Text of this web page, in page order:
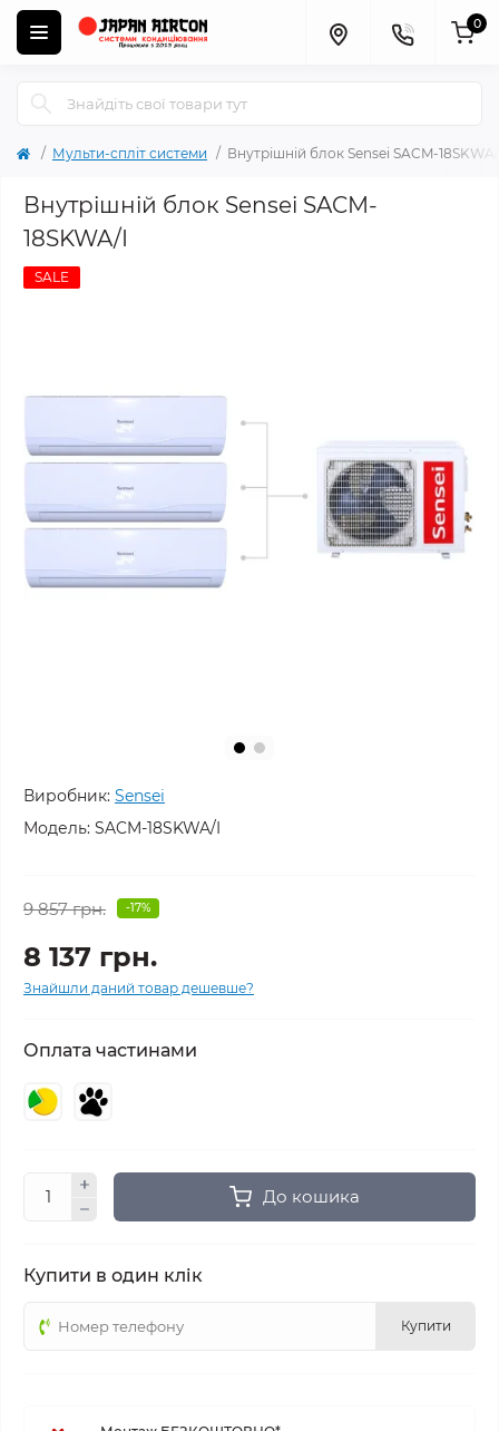
0
Мульти-спліт системи Внутрішній блок Sensei SACM-
Внутрішній блок Sensei SACM-
18SKWA/I
SALE
Виробник: Sensei
Модель: SACM-18SKWA/I
9 857 грн. -17%
8 137 грн.
Знайшли даний товар дешевше?
Оплата частинами
До кошика
Купити в один клік
Купити